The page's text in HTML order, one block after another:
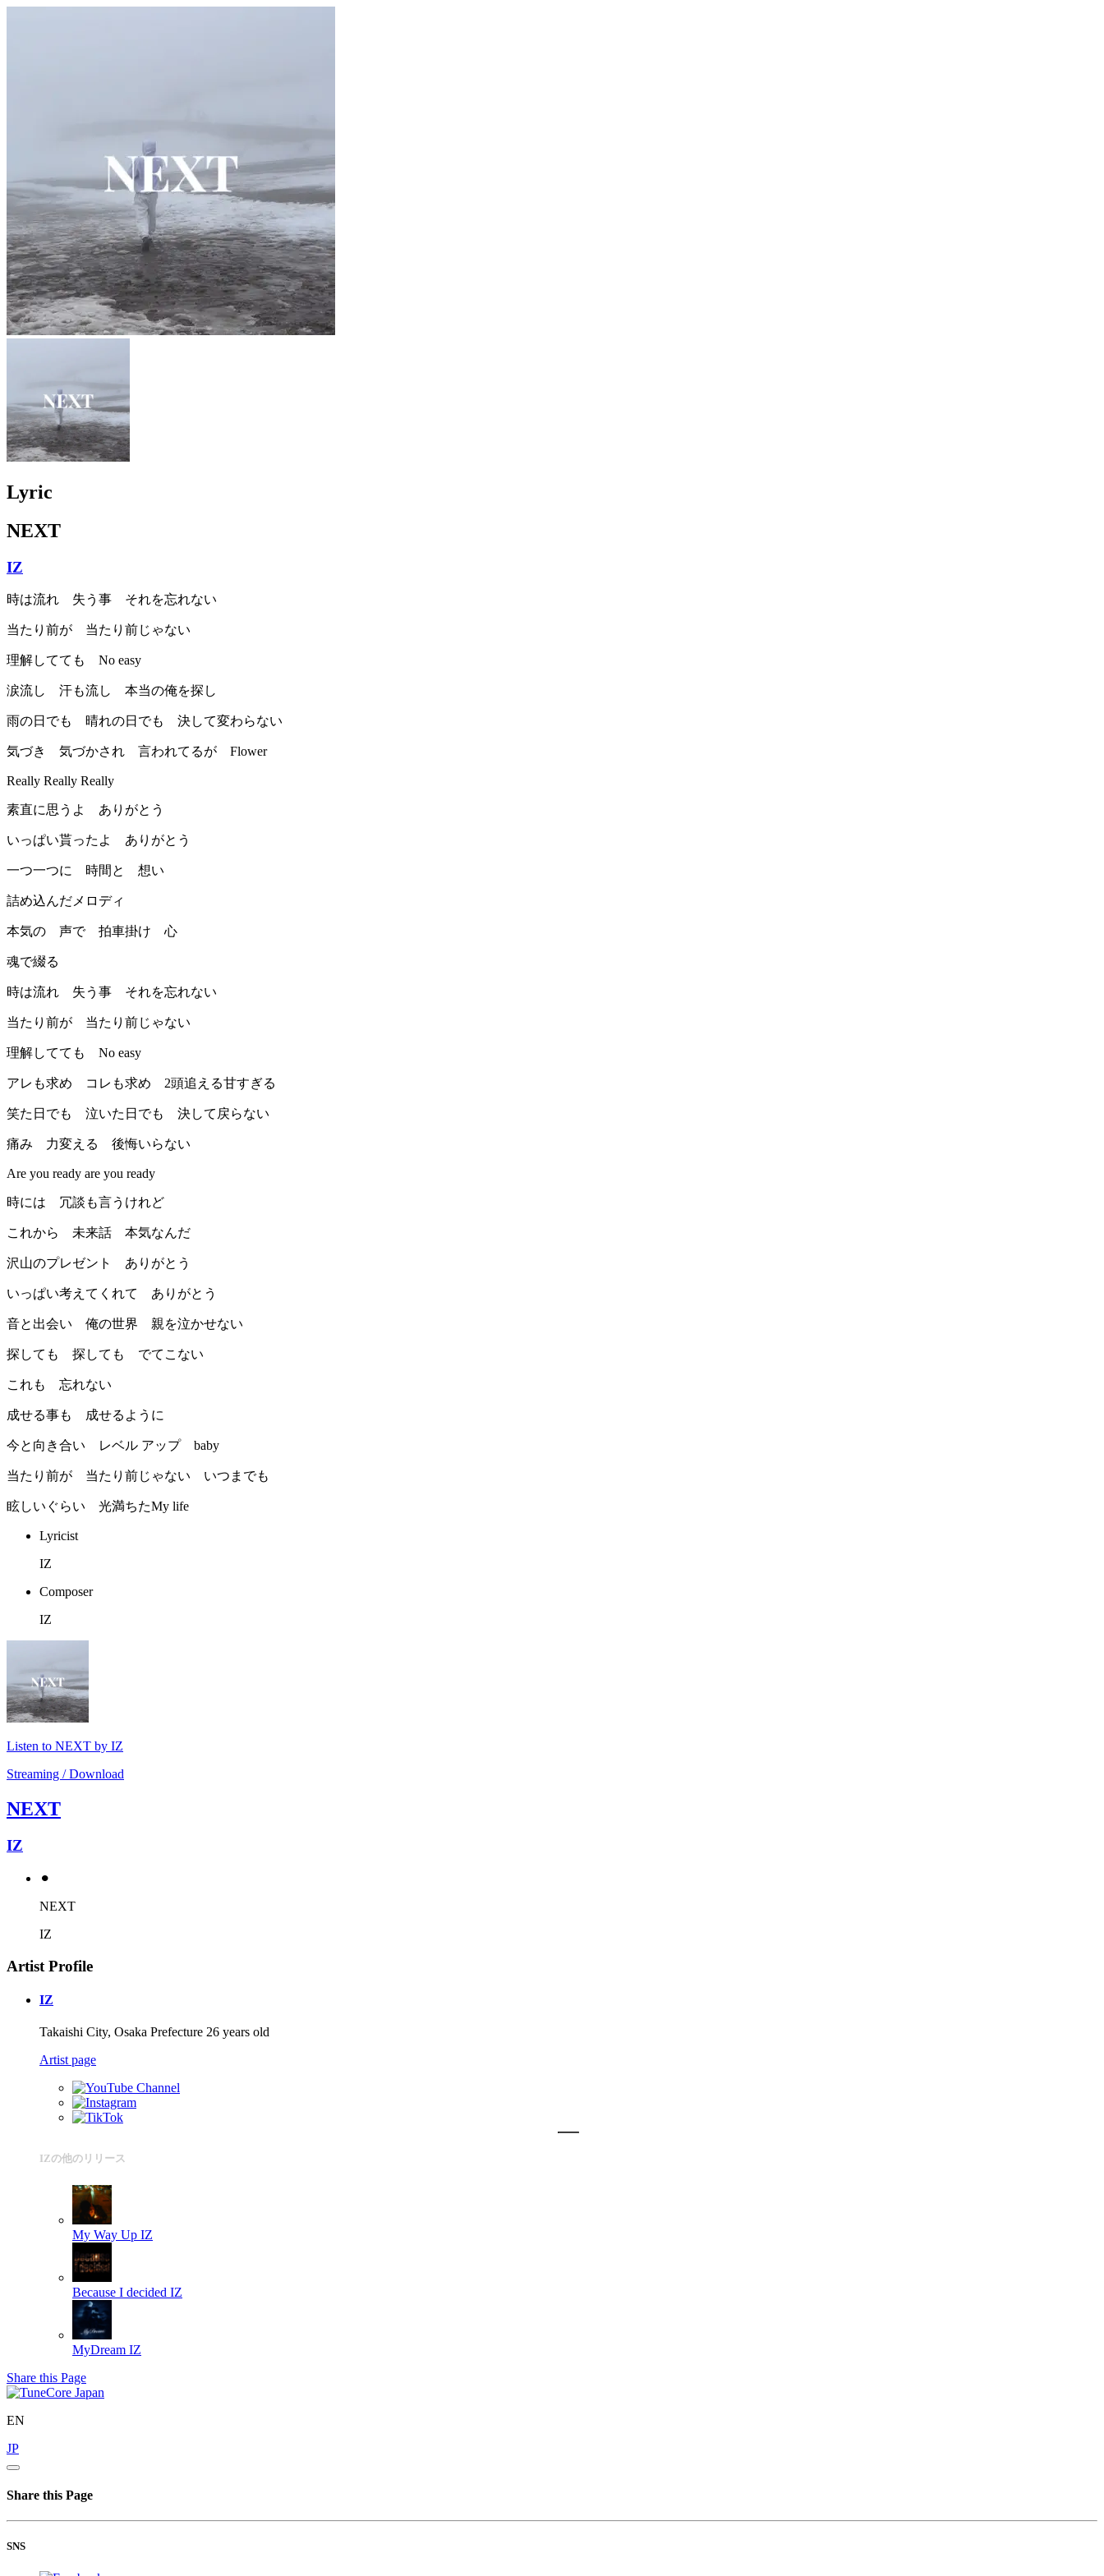
Lyric
NEXT
IZ
時は流れ 失う事 それを忘れない
当たり前が 当たり前じゃない
理解してても No easy
涙流し 汗も流し 本当の俺を探し
雨の日でも 晴れの日でも 決して変わらない
気づき 気づかされ 言われてるが Flower
Really Really Really
素直に思うよ ありがとう
いっぱい貰ったよ ありがとう
一つ一つに 時間と 想い
詰め込んだメロディ
本気の 声で 拍車掛け 心
魂で綴る
時は流れ 失う事 それを忘れない
当たり前が 当たり前じゃない
理解してても No easy
アレも求め コレも求め 2頭追える甘すぎる
笑た日でも 泣いた日でも 決して戻らない
痛み 力変える 後悔いらない
Are you ready are you ready
時には 冗談も言うけれど
これから 未来話 本気なんだ
沢山のプレゼント ありがとう
いっぱい考えてくれて ありがとう
音と出会い 俺の世界 親を泣かせない
探しても 探しても でてこない
これも 忘れない
成せる事も 成せるように
今と向き合い レベル アップ baby
当たり前が 当たり前じゃない いつまでも
眩しいぐらい 光満ちたMy life
Lyricist
IZ
Composer
IZ
Listen to NEXT by IZ
Streaming / Download
NEXT
IZ
⚫︎
NEXT
IZ
Artist Profile
IZ
Takaishi City, Osaka Prefecture 26 years old
Artist page
IZの他のリリース
My Way Up IZ
Because I decided IZ
MyDream IZ
Share this Page
EN
JP
Share this Page
SNS